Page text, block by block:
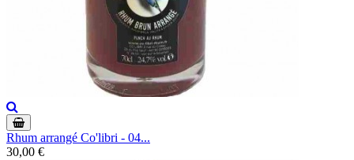
Rhum arrangé Co'libri - 04...
30,00 €